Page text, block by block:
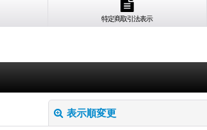
特定商取引法表示
表示順変更